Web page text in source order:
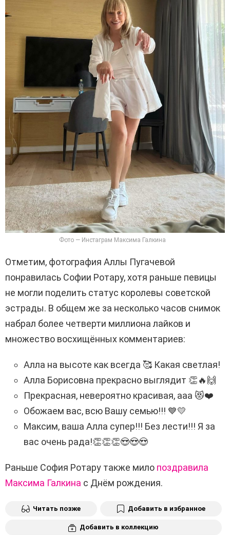
Фото — Инстаграм Максима Галкина
Отметим, фотография Аллы Пугачевой
понравилась Софии Ротару, хотя раньше певицы
не могли поделить статус королевы советской
эстрады. В общем же за несколько часов снимок
набрал более четверти миллиона лайков и
множество восхищённых комментариев:
Алла на высоте как всегда 🥰 Какая светлая!
Алла Борисовна прекрасно выглядит 👏🔥🙌
Прекрасная, невероятно красивая, ааа 😻❤️
Обожаем вас, всю Вашу семью!!! 💙💛
Максим, ваша Алла супер!!! Без лести!!! Я за
вас очень рада!👏👏👏😍😍😍
Раньше София Ротару также мило поздравила
Максима Галкина с Днём рождения.
Читать позже Добавить в избранное
Добавить в коллекцию